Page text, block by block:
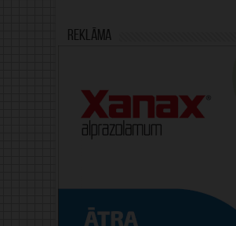
Reklāma